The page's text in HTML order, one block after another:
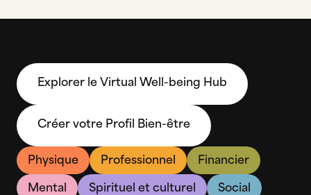
Explorer le Virtual Well-being Hub
Créer votre Profil Bien-être
Physique Professionnel Financier
Mental Spirituel et culturel
Social